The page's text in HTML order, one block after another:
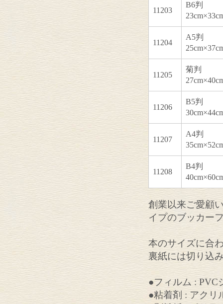
11203
B6判
11204
A5判
11205
菊判
11206
B5判
11207
A4判
11208
B4判
創業以来ご愛顧
イプのブッカー
本のサイズに合
裏紙には切り込
●フィルム : PVC
●粘着剤 : アクリ